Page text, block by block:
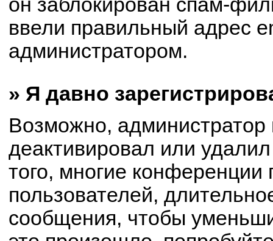
он заблокирован спам-
ввели правильный адрес
администратором.
» Я давно
Возможно, администратор
деактивировал или
того, многие конференции
пользователей,
сообщения, чтобы